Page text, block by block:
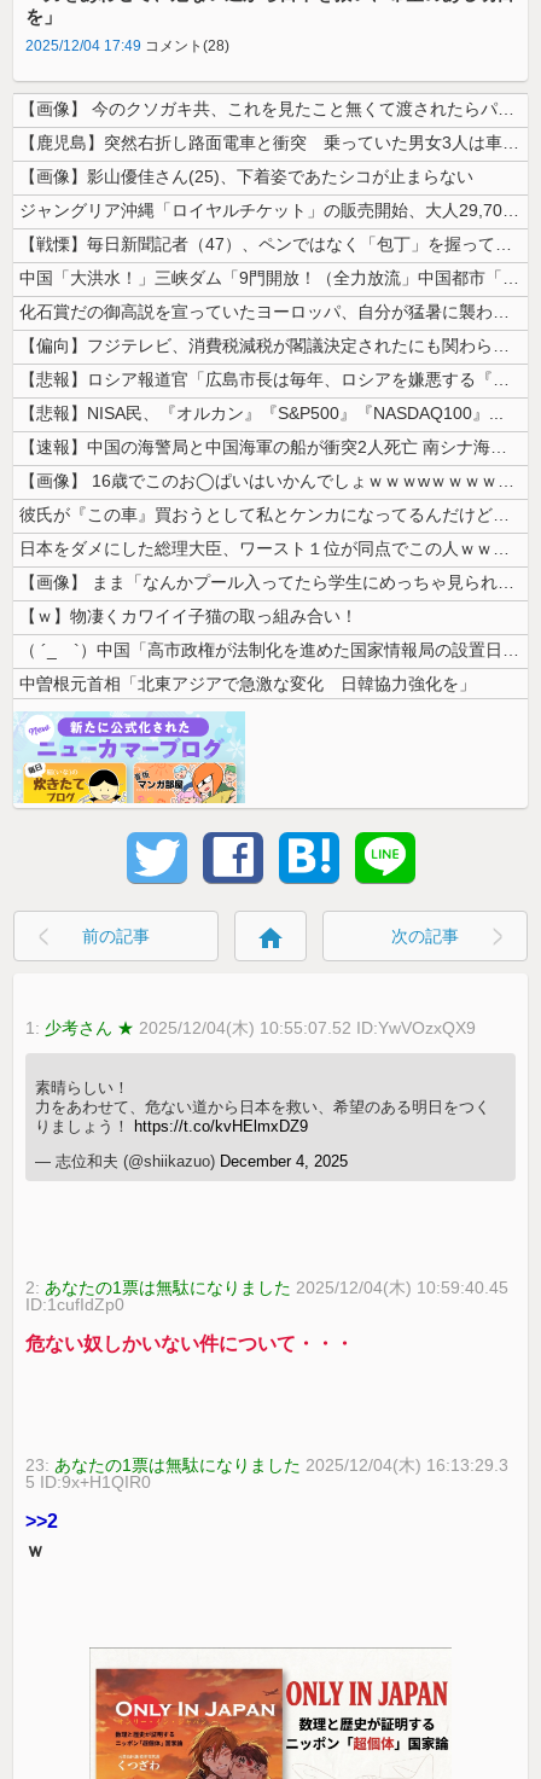
を」
2025/12/04 17:49 コメント(28)
【画像】 今のクソガキ共、これを見たこと無くて渡されたらパニクるらしい...
【鹿児島】突然右折し路面電車と衝突 乗っていた男女3人は車を放置しダッ...
【画像】影山優佳さん(25)、下着姿であたシコが止まらない
ジャングリア沖縄「ロイヤルチケット」の販売開始、大人29,700円にｗ...
【戦慄】毎日新聞記者（47）、ペンではなく「包丁」を握ってしまった結果...
中国「大洪水！」三峡ダム「9門開放！（全力放流」中国都市「三峡沿線の道...
化石賞だの御高説を宣っていたヨーロッパ、自分が猛暑に襲われると為すすべ...
【偏向】フジテレビ、消費税減税が閣議決定されたにも関わらず、消費税減税...
【悲報】ロシア報道官「広島市長は毎年、ロシアを嫌悪する『偽りの呪文』を...
【悲報】NISA民、『オルカン』『S&P500』『NASDAQ100』...
【速報】中国の海警局と中国海軍の船が衝突2人死亡 南シナ海でフィリピン...
【画像】 16歳でこのお◯ぱいはいかんでしょｗｗｗwｗｗｗｗｗｗｗｗ❤
彼氏が『この車』買おうとして私とケンカになってるんだけどｗｗｗｗｗｗ
日本をダメにした総理大臣、ワースト１位が同点でこの人ｗｗｗｗｗｗ
【画像】 まま「なんかプール入ってたら学生にめっちゃ見られたw」
【ｗ】物凄くカワイイ子猫の取っ組み合い！
（ ´_ゝ`）中国「高市政権が法制化を進めた国家情報局の設置日が7月3...
中曽根元首相「北東アジアで急激な変化 日韓協力強化を」
前の記事 home 次の記事
1: 少考さん ★ 2025/12/04(木) 10:55:07.52 ID:YwVOzxQX9
素晴らしい！
力をあわせて、危ない道から日本を救い、希望のある明日をつく
りましょう！
https://t.co/kvHElmxDZ9
— 志位和夫 (@shiikazuo) December 4, 2025
2:あなたの1票は無駄になりました 2025/12/04(木) 10:59:40.45
ID:1cufIdZp0
危ない奴しかいない件について・・・
23:あなたの1票は無駄になりました 2025/12/04(木) 16:13:29.3
5 ID:9x+H1QIR0
>>2
ｗ